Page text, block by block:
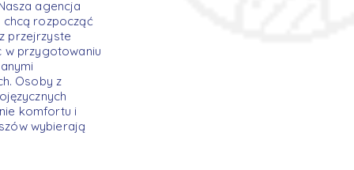
agencja
rozpocząć
przejrzyste
w przygotowaniu
Osoby z
komfortu i
wybierają